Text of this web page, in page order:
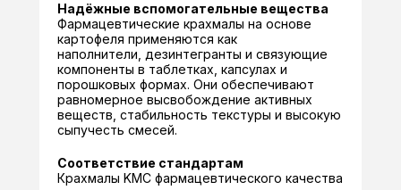
Соответствие стандартам
Крахмалы KMC фармацевтического качества
Надёжные вспомогательные вещества
Фармацевтические крахмалы на основе
картофеля применяются как
наполнители, дезинтегранты и связующие
компоненты в таблетках, капсулах и
порошковых формах. Они обеспечивают
равномерное высвобождение активных
веществ, стабильность текстуры и высокую
сыпучесть смесей.